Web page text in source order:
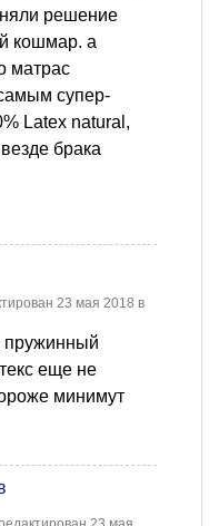
решение
кошмар. а
матрас
супер-
Latex natural,
брака
23 мая 2018 в
пружинный
еще не
минимут